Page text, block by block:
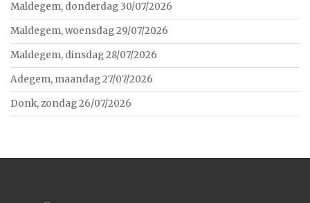
Maldegem, donderdag 30/07/2026
Maldegem, woensdag 29/07/2026
Maldegem, dinsdag 28/07/2026
Adegem, maandag 27/07/2026
Donk, zondag 26/07/2026